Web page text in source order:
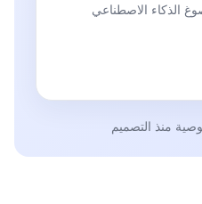
الذكاء الاصطناعي
منذ التصميم